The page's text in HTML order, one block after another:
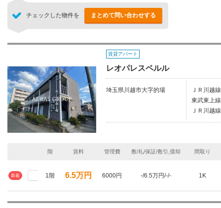
チェックした物件を まとめて問い合わせする
賃貸アパート
レオパレスペルル
埼玉県川越市大字的場
ＪＲ川越
東武東上
ＪＲ川越
階 賃料 管理費 敷/礼/保証/敷引,償却 間取り
新着 1階 6.5万円 6000円 -/6.5万円/-/- 1K